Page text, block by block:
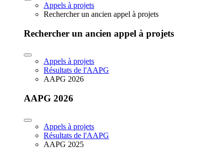
Appels à projets
Rechercher un ancien appel à projets
Rechercher un ancien appel à projets
Appels à projets
Résultats de l'AAPG
AAPG 2026
AAPG 2026
Appels à projets
Résultats de l'AAPG
AAPG 2025